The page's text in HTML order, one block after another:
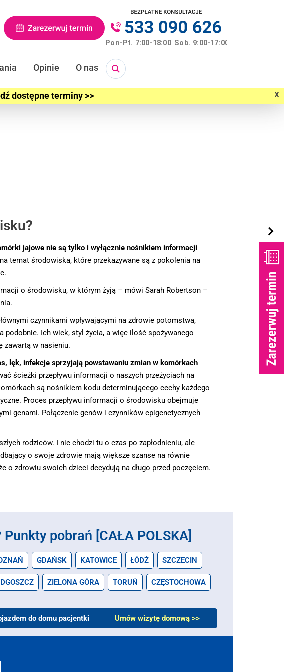
Opinie O nas
dostępne terminy >> x
jajowe nie są tylko i wyłącznie nośnikiem informacji
temat środowiska, które przekazywane są z pokolenia na
o środowisku, w którym żyją – mówi Sarah Robertson –
czynnikami wpływającymi na zdrowie potomstwa,
podobnie. Ich wiek, styl życia, a więc ilość spożywanego
zawartą w nasieniu.
lęk, infekcje sprzyjają powstawaniu zmian w komórkach
ścieżki przepływu informacji o naszych przeżyciach na
są nośnikiem kodu determinującego cechy każdego
Proces przepływu informacji o środowisku obejmuje
genami. Połączenie genów i czynników epigenetycznych
rodziców. I nie chodzi tu o czas po zapłodnieniu, ale
o swoje zdrowie mają większe szanse na równie
zdrowiu swoich dzieci decydują na długo przed poczęciem.
Punkty pobrań [CAŁA POLSKA]
GDAŃSK KATOWICE ŁÓDŹ SZCZECIN
ZIELONA GÓRA TORUŃ CZĘSTOCHOWA
do domu pacjentki Umów wizytę domową >>